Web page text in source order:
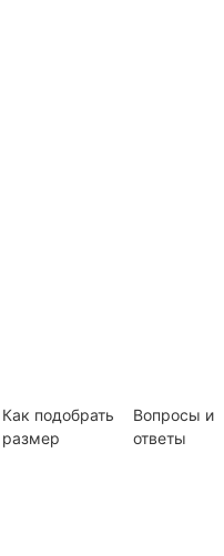
Как подобрать
размер
Вопросы и
ответы